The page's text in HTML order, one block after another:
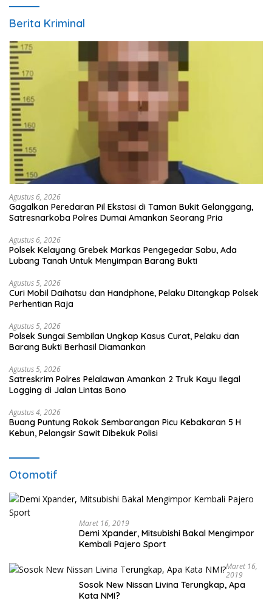
Berita Kriminal
Agustus 6, 2026
Gagalkan Peredaran Pil Ekstasi di Taman Bukit Gelanggang,
Satresnarkoba Polres Dumai Amankan Seorang Pria
Agustus 6, 2026
Polsek Kelayang Grebek Markas Pengegedar Sabu, Ada
Lubang Tanah Untuk Menyimpan Barang Bukti
Agustus 5, 2026
Curi Mobil Daihatsu dan Handphone, Pelaku Ditangkap Polsek
Perhentian Raja
Agustus 5, 2026
Polsek Sungai Sembilan Ungkap Kasus Curat, Pelaku dan
Barang Bukti Berhasil Diamankan
Agustus 5, 2026
Satreskrim Polres Pelalawan Amankan 2 Truk Kayu Ilegal
Logging di Jalan Lintas Bono
Agustus 4, 2026
Buang Puntung Rokok Sembarangan Picu Kebakaran 5 H
Kebun, Pelangsir Sawit Dibekuk Polisi
Otomotif
Maret 16, 2019
Demi Xpander, Mitsubishi Bakal Mengimpor
Kembali Pajero Sport
Maret 16,
2019
Sosok New Nissan Livina Terungkap, Apa
Kata NMI?